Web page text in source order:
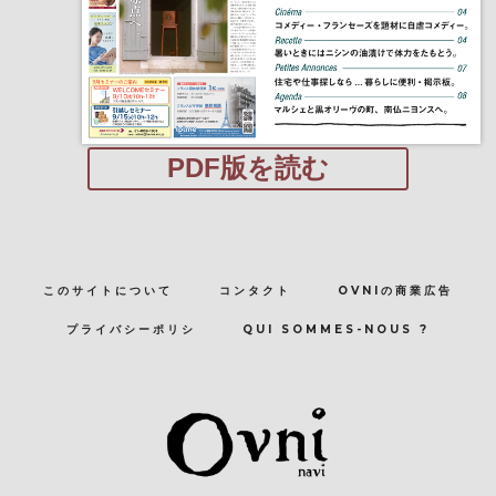
PDF版を読む
このサイトについて コンタクト OVNIの商業広告
プライバシーポリシ QUI SOMMES-NOUS ?